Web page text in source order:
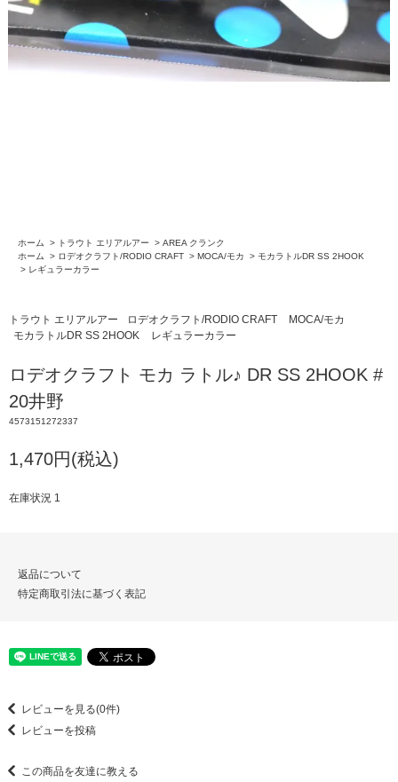
ホーム > トラウト エリアルアー > AREA クランク
ホーム
> ロデオクラフト/RODIO CRAFT > MOCA/モカ > モカラトルDR SS 2HOOK
> レギュラーカラー
トラウト エリアルアー ロデオクラフト/RODIO CRAFT
MOCA/モカ
モカラトルDR SS 2HOOK
レギュラーカラー
ロデオクラフト モカ ラトル♪ DR SS 2HOOK #
20井野
4573151272337
1,470円(税込)
在庫状況 1
返品について
特定商取引法に基づく表記
レビューを見る(0件)
レビューを投稿
この商品を友達に教える